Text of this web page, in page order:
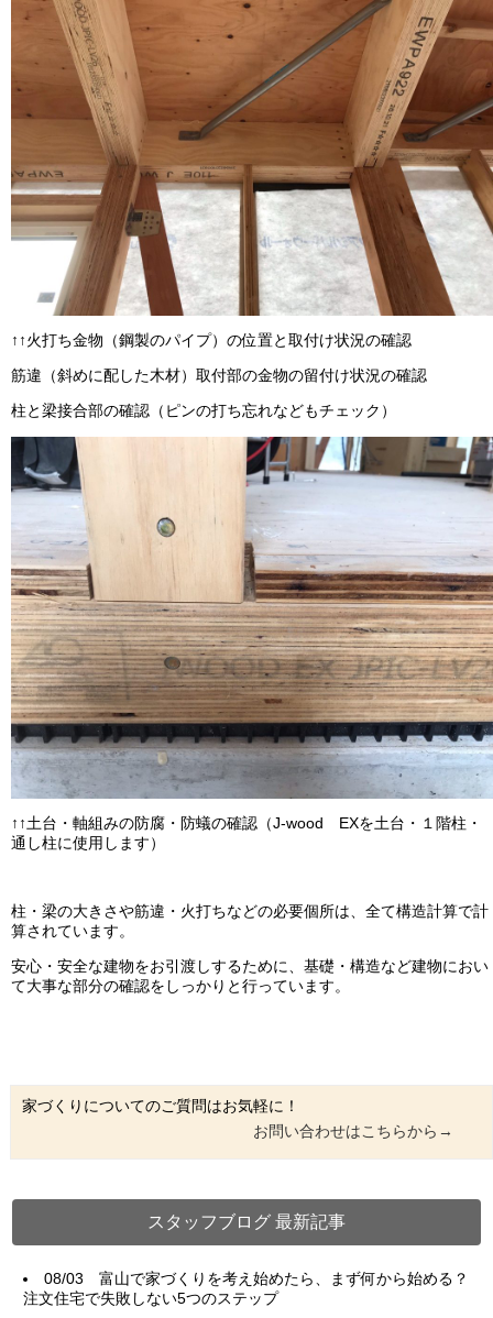
↑↑火打ち金物（鋼製のパイプ）の位置と取付け状況の確認
筋違（斜めに配した木材）取付部の金物の留付け状況の確認
柱と梁接合部の確認（ピンの打ち忘れなどもチェック）
↑↑土台・軸組みの防腐・防蟻の確認（J-wood EXを土台・１階柱・
通し柱に使用します）
柱・梁の大きさや筋違・火打ちなどの必要個所は、全て構造計算で計
算されています。
安心・安全な建物をお引渡しするために、基礎・構造など建物におい
て大事な部分の確認をしっかりと行っています。
家づくりについてのご質問はお気軽に！
お問い合わせはこちらから→
スタッフブログ 最新記事
08/03富山で家づくりを考え始めたら、まず何から始める？
注文住宅で失敗しない5つのステップ